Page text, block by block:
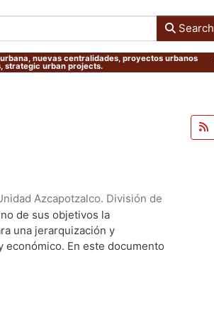
Search
nuevas centralidades, proyectos urbanos
strategic urban projects.
Azcapotzalco. División de
Dorantes, Elizabeth
de sus objetivos la
una jerarquización y
En este documento